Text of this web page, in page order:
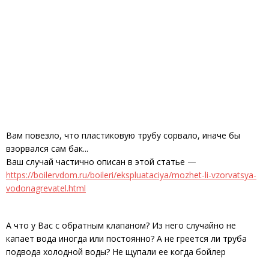
Вам повезло, что пластиковую трубу сорвало, иначе бы
взорвался сам бак...
Ваш случай частично описан в этой статье —
https://boilervdom.ru/boileri/ekspluataciya/mozhet-li-vzorvatsya-
vodonagrevatel.html
А что у Вас с обратным клапаном? Из него случайно не
капает вода иногда или постоянно? А не греется ли труба
подвода холодной воды? Не щупали ее когда бойлер